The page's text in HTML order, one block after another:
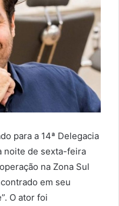
para a 14ª Delegacia
noite de sexta-feira
na Zona Sul
em seu
O ator foi